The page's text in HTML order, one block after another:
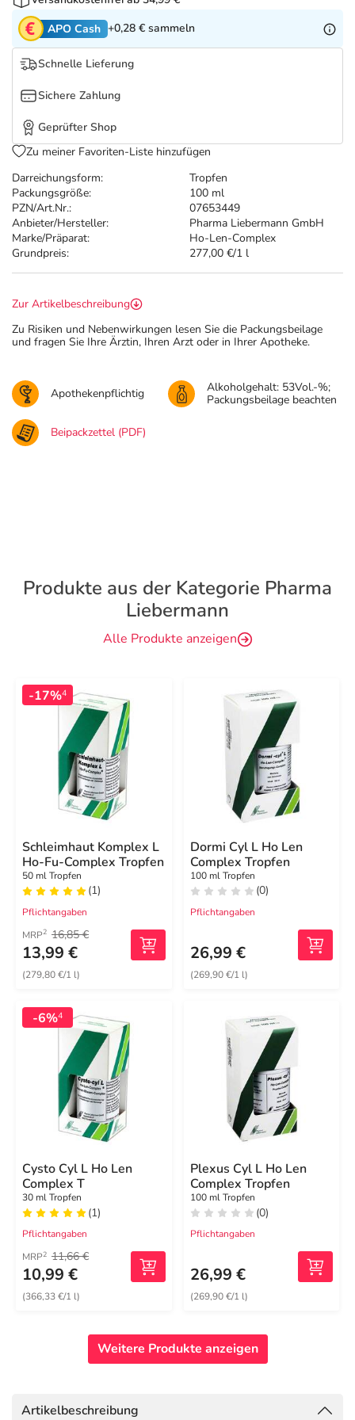
Tierapotheke
Vitamine & Mineralstoffe
Marken
Salus Deals
Darreichungsform:
Tropfen
Packungsgröße:
100 ml
PZN/Art.Nr.:
07653449
Anbieter/Hersteller:
Pharma Liebermann GmbH
Marke/Präparat:
Ho-Len-Complex
Grundpreis:
277,00 €/1 l
APO Cash +0,28 € sammeln
Schnelle Lieferung
Sichere Zahlung
Geprüfter Shop
Zu meiner Favoriten-Liste hinzufügen
Zur Artikelbeschreibung
Zu Risiken und Nebenwirkungen lesen Sie die Packungsbeilage
und fragen Sie Ihre Ärztin, Ihren Arzt oder in Ihrer Apotheke.
Apothekenpflichtig
Alkoholgehalt: 53Vol.-%;
Packungsbeilage beachten
Beipackzettel (PDF)
Produkte aus der Kategorie Pharma
Liebermann
Alle Produkte anzeigen
-17%4
Schleimhaut Komplex L
Ho-Fu-Complex Tropfen
50 ml Tropfen
(1)
Pflichtangaben
MRP2 16,85 €
13,99 €
(279,80 €/1 l)
Dormi Cyl L Ho Len
Complex Tropfen
100 ml Tropfen
(0)
Pflichtangaben
26,99 €
(269,90 €/1 l)
-6%4
Cysto Cyl L Ho Len
Complex T
30 ml Tropfen
(1)
Pflichtangaben
MRP2 11,66 €
10,99 €
(366,33 €/1 l)
Plexus Cyl L Ho Len
Complex Tropfen
100 ml Tropfen
(0)
Pflichtangaben
26,99 €
(269,90 €/1 l)
Weitere Produkte anzeigen
Artikelbeschreibung